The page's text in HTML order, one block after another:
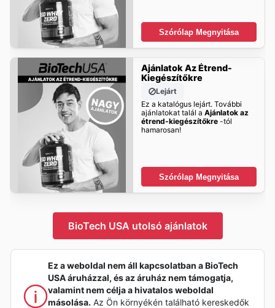
Szórólap Megnyitása
Ajánlatok Az Étrend-
Kiegészítőkre
Lejárt
Ez a katalógus lejárt. További
ajánlatokat talál a Ajánlatok az
étrend-kiegészítőkre-tól
hamarosan!
Szórólap Megnyitása
BioTech USA utolsó ajánlatok
Ez a weboldal nem áll kapcsolatban a BioTech
USA áruházzal, és az áruház nem támogatja,
valamint nem célja a hivatalos weboldal
másolása. Az Ön környékén található kereskedők